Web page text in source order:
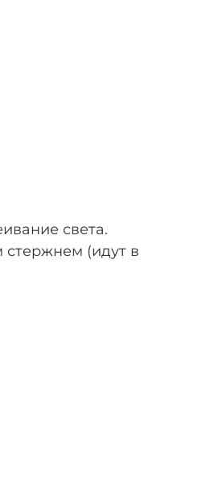
света.
стержнем (идут в